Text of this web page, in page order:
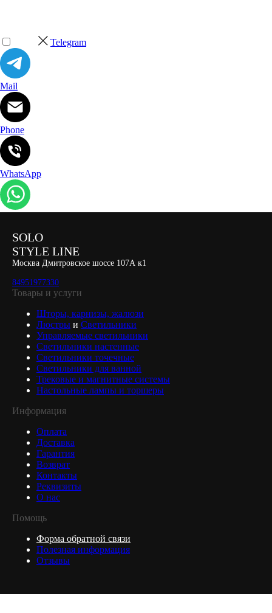
Telegram
Mail
Phone
WhatsApp
SOLO
STYLE LINE
Москва Дмитровское шоссе 107А к1
84951977330
Товары и услуги
Шторы, карнизы, жалюзи
Люстры и Светильники
Управляемые светильники
Светильники настенные
Светильники точечные
Светильники для ванной
Трековые и магнитные системы
Настольные лампы и торшеры
Информация
Оплата
Доставка
Гарантия
Возврат
Контакты
Реквизиты
О нас
Помощь
Форма обратной связи
Полезная информация
Отзывы